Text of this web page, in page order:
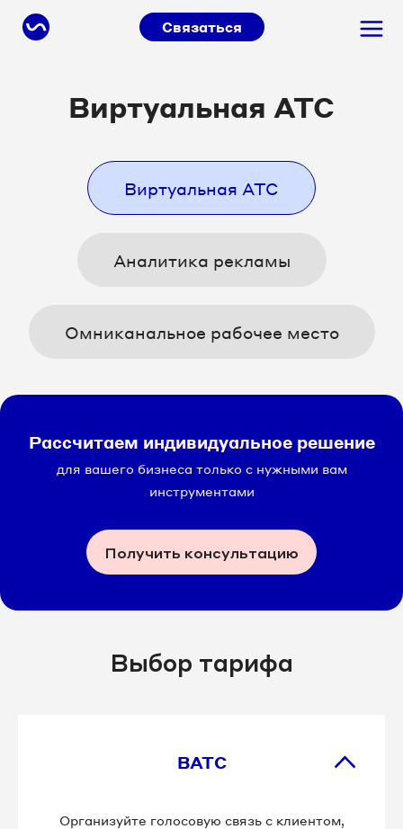
Связаться
Виртуальная АТС
Виртуальная АТС
Аналитика рекламы
Омниканальное рабочее место
Рассчитаем индивидуальное решение
для вашего бизнеса только с нужными вам
инструментами
Получить консультацию
Выбор тарифа
ВАТС
Организуйте голосовую связь с клиентом,